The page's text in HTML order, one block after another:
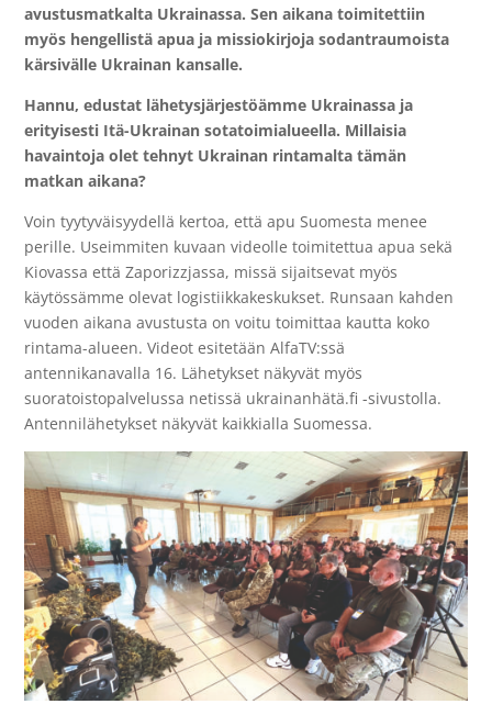
avustusmatkalta Ukrainassa. Sen aikana toimitettiin
myös hengellistä apua ja missiokirjoja sodantraumoista
kärsivälle Ukrainan kansalle.
Hannu, edustat lähetysjärjestöämme Ukrainassa ja
erityisesti Itä-Ukrainan sotatoimialueella. Millaisia
havaintoja olet tehnyt Ukrainan rintamalta tämän
matkan aikana?
Voin tyytyväisyydellä kertoa, että apu Suomesta menee
perille. Useimmiten kuvaan videolle toimitettua apua sekä
Kiovassa että Zaporizzjassa, missä sijaitsevat myös
käytössämme olevat logistiikkakeskukset. Runsaan kahden
vuoden aikana avustusta on voitu toimittaa kautta koko
rintama-alueen. Videot esitetään AlfaTV:ssä
antennikanavalla 16. Lähetykset näkyvät myös
suoratoistopalvelussa netissä ukrainanhätä.fi -sivustolla.
Antennilähetykset näkyvät kaikkialla Suomessa.